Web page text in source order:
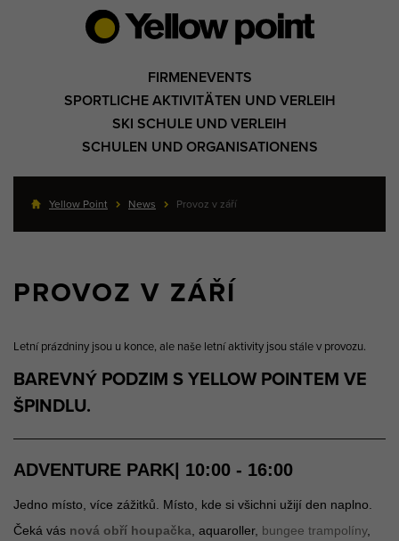
FIRMENEVENTS
SPORTLICHE AKTIVITÄTEN UND VERLEIH
SKI SCHULE UND VERLEIH
SCHULEN UND ORGANISATIONENS
Yellow Point News Provoz v září
PROVOZ V ZÁŘÍ
Letní prázdniny jsou u konce, ale naše letní aktivity jsou stále v provozu.
BAREVNÝ PODZIM S YELLOW POINTEM VE
ŠPINDLU.
ADVENTURE PARK| 10:00 - 16:00
Jedno místo, více zážitků. Místo, kde si všichni užijí den naplno.
Čeká vás nová obří houpačka , aquaroller, bungee trampolíny,